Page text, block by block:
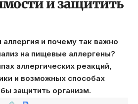
и защитить
и почему так важно
на пищевые аллергены?
аллергических реакций,
и возможных способах
защитить организм.